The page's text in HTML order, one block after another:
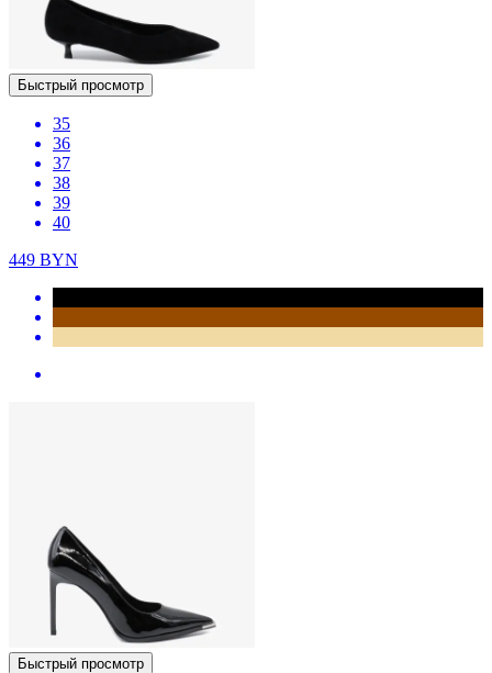
Быстрый просмотр
35
36
37
38
39
40
449 BYN
Быстрый просмотр